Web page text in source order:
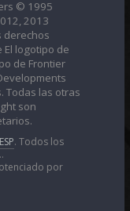
© 1995
2013
derechos
El logotipo de
de Frontier
Todas las otras
son
. Todos los
por